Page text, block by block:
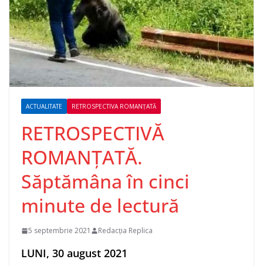
ACTUALITATE RETROSPECTIVA ROMANȚATĂ
RETROSPECTIVĂ
ROMANȚATĂ.
Săptămâna în cinci
minute de lectură
5 septembrie 2021 Redacția Replica
LUNI, 30 august 2021